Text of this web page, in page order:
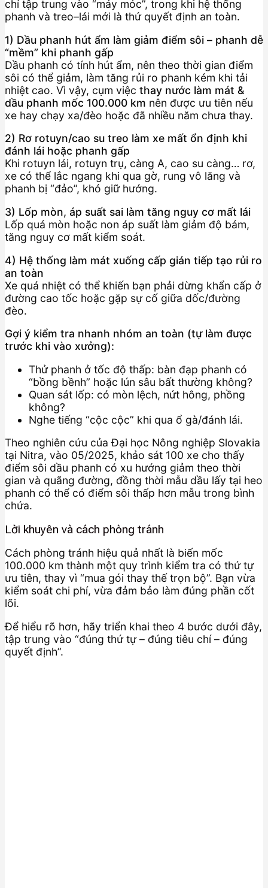
chỉ tập trung vào “máy móc”, trong khi hệ thống
phanh và treo–lái mới là thứ quyết định an toàn.
1) Dầu phanh hút ẩm làm giảm điểm sôi – phanh dễ
“mềm” khi phanh gấp
Dầu phanh có tính hút ẩm, nên theo thời gian điểm
sôi có thể giảm, làm tăng rủi ro phanh kém khi tải
nhiệt cao. Vì vậy, cụm việc thay nước làm mát &
dầu phanh mốc 100.000 km nên được ưu tiên nếu
xe hay chạy xa/đèo hoặc đã nhiều năm chưa thay.
2) Rơ rotuyn/cao su treo làm xe mất ổn định khi
đánh lái hoặc phanh gấp
Khi rotuyn lái, rotuyn trụ, càng A, cao su càng… rơ,
xe có thể lắc ngang khi qua gờ, rung vô lăng và
phanh bị “đảo”, khó giữ hướng.
3) Lốp mòn, áp suất sai làm tăng nguy cơ mất lái
Lốp quá mòn hoặc non áp suất làm giảm độ bám,
tăng nguy cơ mất kiểm soát.
4) Hệ thống làm mát xuống cấp gián tiếp tạo rủi ro
an toàn
Xe quá nhiệt có thể khiến bạn phải dừng khẩn cấp ở
đường cao tốc hoặc gặp sự cố giữa dốc/đường
đèo.
Gợi ý kiểm tra nhanh nhóm an toàn (tự làm được
trước khi vào xưởng):
Thử phanh ở tốc độ thấp: bàn đạp phanh có
“bồng bềnh” hoặc lún sâu bất thường không?
Quan sát lốp: có mòn lệch, nứt hông, phồng
không?
Nghe tiếng “cộc cộc” khi qua ổ gà/đánh lái.
Theo nghiên cứu của Đại học Nông nghiệp Slovakia
tại Nitra, vào 05/2025, khảo sát 100 xe cho thấy
điểm sôi dầu phanh có xu hướng giảm theo thời
gian và quãng đường, đồng thời mẫu dầu lấy tại heo
phanh có thể có điểm sôi thấp hơn mẫu trong bình
chứa.
Lời khuyên và cách phòng tránh
Cách phòng tránh hiệu quả nhất là biến mốc
100.000 km thành một quy trình kiểm tra có thứ tự
ưu tiên, thay vì “mua gói thay thế trọn bộ”. Bạn vừa
kiểm soát chi phí, vừa đảm bảo làm đúng phần cốt
lõi.
Để hiểu rõ hơn, hãy triển khai theo 4 bước dưới đây,
tập trung vào “đúng thứ tự – đúng tiêu chí – đúng
quyết định”.